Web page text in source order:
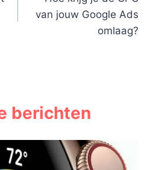
van jouw Google Ads
omlaag?
berichten